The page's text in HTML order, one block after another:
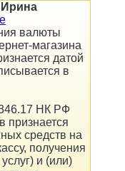
Ирина
валюты
магазина
датой
в
346.17 НК РФ
признается
средств на
получения
и (или)